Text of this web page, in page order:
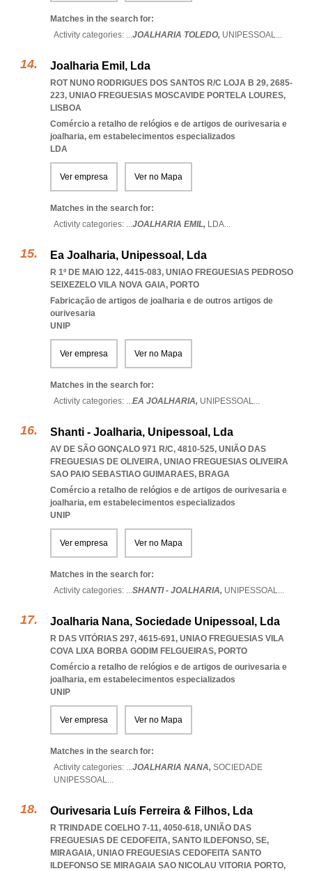
Matches in the search for:
Activity categories: ...JOALHARIA TOLEDO, UNIPESSOAL...
Joalharia Emil, Lda
ROT NUNO RODRIGUES DOS SANTOS R/C LOJA B 29, 2685-
223, UNIAO FREGUESIAS MOSCAVIDE PORTELA LOURES,
LISBOA
Comércio a retalho de relógios e de artigos de ourivesaria e
joalharia, em estabelecimentos especializados
LDA
Ver empresa Ver no Mapa
Matches in the search for:
Activity categories: ...JOALHARIA EMIL, LDA...
Ea Joalharia, Unipessoal, Lda
R 1º DE MAIO 122, 4415-083, UNIAO FREGUESIAS PEDROSO
SEIXEZELO VILA NOVA GAIA, PORTO
Fabricação de artigos de joalharia e de outros artigos de
ourivesaria
UNIP
Ver empresa Ver no Mapa
Matches in the search for:
Activity categories: ...EA JOALHARIA, UNIPESSOAL...
Shanti - Joalharia, Unipessoal, Lda
AV DE SÃO GONÇALO 971 R/C, 4810-525, UNIÃO DAS
FREGUESIAS DE OLIVEIRA, UNIAO FREGUESIAS OLIVEIRA
SAO PAIO SEBASTIAO GUIMARAES, BRAGA
Comércio a retalho de relógios e de artigos de ourivesaria e
joalharia, em estabelecimentos especializados
UNIP
Ver empresa Ver no Mapa
Matches in the search for:
Activity categories: ...SHANTI - JOALHARIA, UNIPESSOAL...
Joalharia Nana, Sociedade Unipessoal, Lda
R DAS VITÓRIAS 297, 4615-691, UNIAO FREGUESIAS VILA
COVA LIXA BORBA GODIM FELGUEIRAS, PORTO
Comércio a retalho de relógios e de artigos de ourivesaria e
joalharia, em estabelecimentos especializados
UNIP
Ver empresa Ver no Mapa
Matches in the search for:
Activity categories: ...JOALHARIA NANA, SOCIEDADE
UNIPESSOAL...
Ourivesaria Luís Ferreira & Filhos, Lda
R TRINDADE COELHO 7-11, 4050-618, UNIÃO DAS
FREGUESIAS DE CEDOFEITA, SANTO ILDEFONSO, SE,
MIRAGAIA, UNIAO FREGUESIAS CEDOFEITA SANTO
ILDEFONSO SE MIRAGAIA SAO NICOLAU VITORIA PORTO,